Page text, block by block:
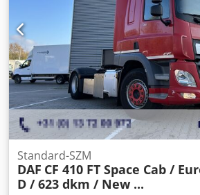
, висота вантажного відсіку: 1
виготовлення:2021, Обладнання:
електричне регулювання вікон,
дзеркало, кондиціонер, круїз-
контролю тяги, центральний замок,
Standard-SZM
DAF CF 410 FT Space Cab /
D / 623 dkm / New ...